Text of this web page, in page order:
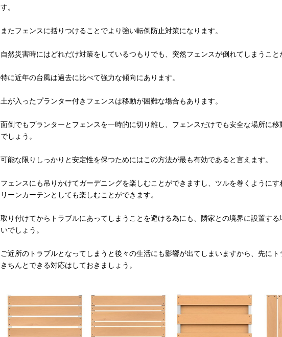
す。
またフェンスに括りつけることでより強い転倒防止対策になります。
自然災害時にはどれだけ対策をしているつもりでも、突然フェンスが倒れてしまうこと
特に近年の台風は過去に比べて強力な傾向にあります。
土が入ったプランター付きフェンスは移動が困難な場合もあります。
面倒でもプランターとフェンスを一時的に切り離し、フェンスだけでも安全な場所に
でしょう。
可能な限りしっかりと安定性を保つためにはこの方法が最も有効であると言えます。
フェンスにも吊りかけてガーデニングを楽しむことができますし、ツルを巻くように
リーンカーテンとしても楽しむことができます。
取り付けてからトラブルにあってしまうことを避ける為にも、隣家との境界に設置する
いでしょう。
ご近所のトラブルとなってしまうと後々の生活にも影響が出てしまいますから、先にト
きちんとできる対応はしておきましょう。